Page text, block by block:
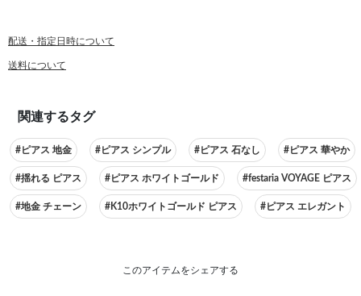
配送・指定日時について
送料について
関連するタグ
#ピアス 地金 #ピアス シンプル #ピアス 石なし #ピアス 華やか
#揺れる ピアス #ピアス ホワイトゴールド #festaria VOYAGE ピアス
#地金 チェーン #K10ホワイトゴールド ピアス #ピアス エレガント
このアイテムをシェアする